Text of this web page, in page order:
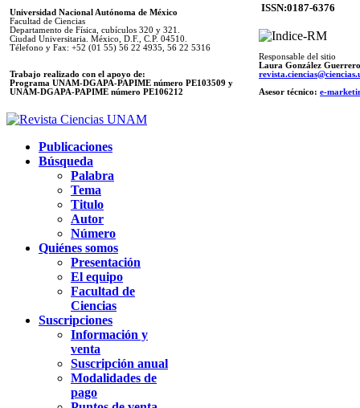
Universidad Nacional Autónoma de México
Facultad de Ciencias
Departamento de Física, cubículos 320 y 321.
Ciudad Universitaria. México, D.F., C.P. 04510.
Télefono y Fax: +52 (01 55) 56 22 4935, 56 22 5316
Trabajo realizado con el apoyo de:
Programa UNAM-DGAPA-PAPIME número PE103509 y
UNAM-DGAPA-PAPIME número PE106212
ISSN:0187-6376
Responsable del sitio
Laura González Guerrero
Asesor técnico: e-
Publicaciones
Búsqueda
Palabra
Tema
Titulo
Autor
Número
Quiénes somos
Presentación
El equipo
Facultad de
Ciencias
Suscripciones
Información y
venta
Suscripción anual
Modalidades de
pago